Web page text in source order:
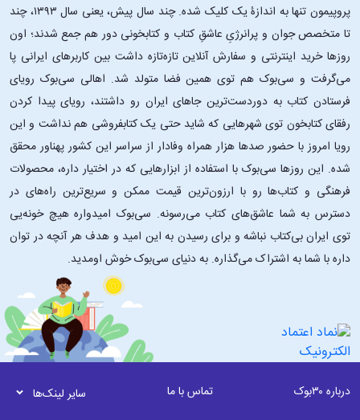
پروپیمون تنها به اندازۀ یک کلیک شده. چند سال پیش، یعنی سال ۱۳۹۳، چند
تا متخصص جوان و پرانرژیِ عاشقِ کتاب و کتابخونی دور هم جمع شدند؛ اون‌
روزها خرید اینترنتی و سفارش آنلاین تازه‌تازه داشت بین کاربرهای ایرانی پا
می‌گرفت و سی‌بوک هم توی همین فضا متولد شد. اهالی سی‌بوک رویای
فرستادن کتاب به دوردست‌ترین جاهای ایران رو داشتند، رویای پیدا کردن
رفقای کتابخون توی شهرهایی که شاید حتی یک کتابفروشی هم نداشت و این
رویا امروز با حضور صدها هزار همراه وفادار از سراسر این کشور پهناور محقق
شده. این ‌روزها سی‌بوک با استفاده از ابزارهایی که در اختیار داره، محصولات
فرهنگی و کتاب‌ها رو با ارزون‌ترین قیمت ممکن و سریع‌ترین راه‌های در
دسترس به شما عاشق‌های کتاب می‌رسونه. سی‌بوک امیدواره هیچ خونه‌یی
توی ایران بی‌کتاب نباشه و برای رسیدن به این امید و هدف هر آنچه در توان
داره با شما به اشتراک می‌گذاره. به دنیای سی‌بوک خوش اومدید.
درباره ۳۰بوک تماس با ما سایر لینک‌ها